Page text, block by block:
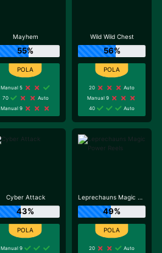
Mayhem
55%
Manual 5
70
Auto
Manual 9
Wild Wild Chest
56%
20
Auto
Manual 9
40
Auto
Cyber Attack
43%
Manual 9
Leprechauns Magic Power Reels
49%
20 Auto